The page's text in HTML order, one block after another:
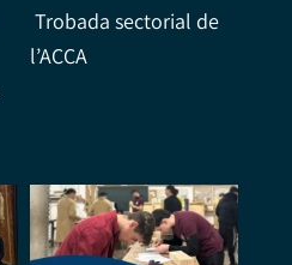
Trobada sectorial de
l’ACCA